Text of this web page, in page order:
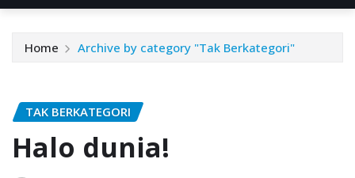
Home Archive by category "Tak Berkategori"
TAK BERKATEGORI
Halo dunia!